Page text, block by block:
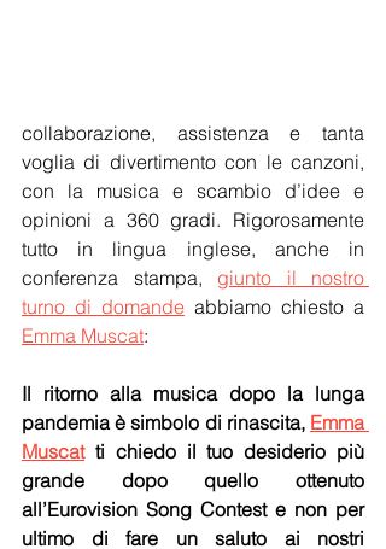
collaborazione, assistenza e tanta
voglia di divertimento con le canzoni,
con la musica e scambio d’idee e
opinioni a 360 gradi. Rigorosamente
tutto in lingua inglese, anche in
conferenza stampa, giunto il nostro
turno di domande
Emma Muscat:
Il ritorno alla musica dopo la lunga
pandemia è simbolo di rinascita, Emma
Muscat ti chiedo il tuo desiderio più
grande dopo quello ottenuto
all’Eurovision Song Contest e non per
ultimo di fare un saluto ai nostri